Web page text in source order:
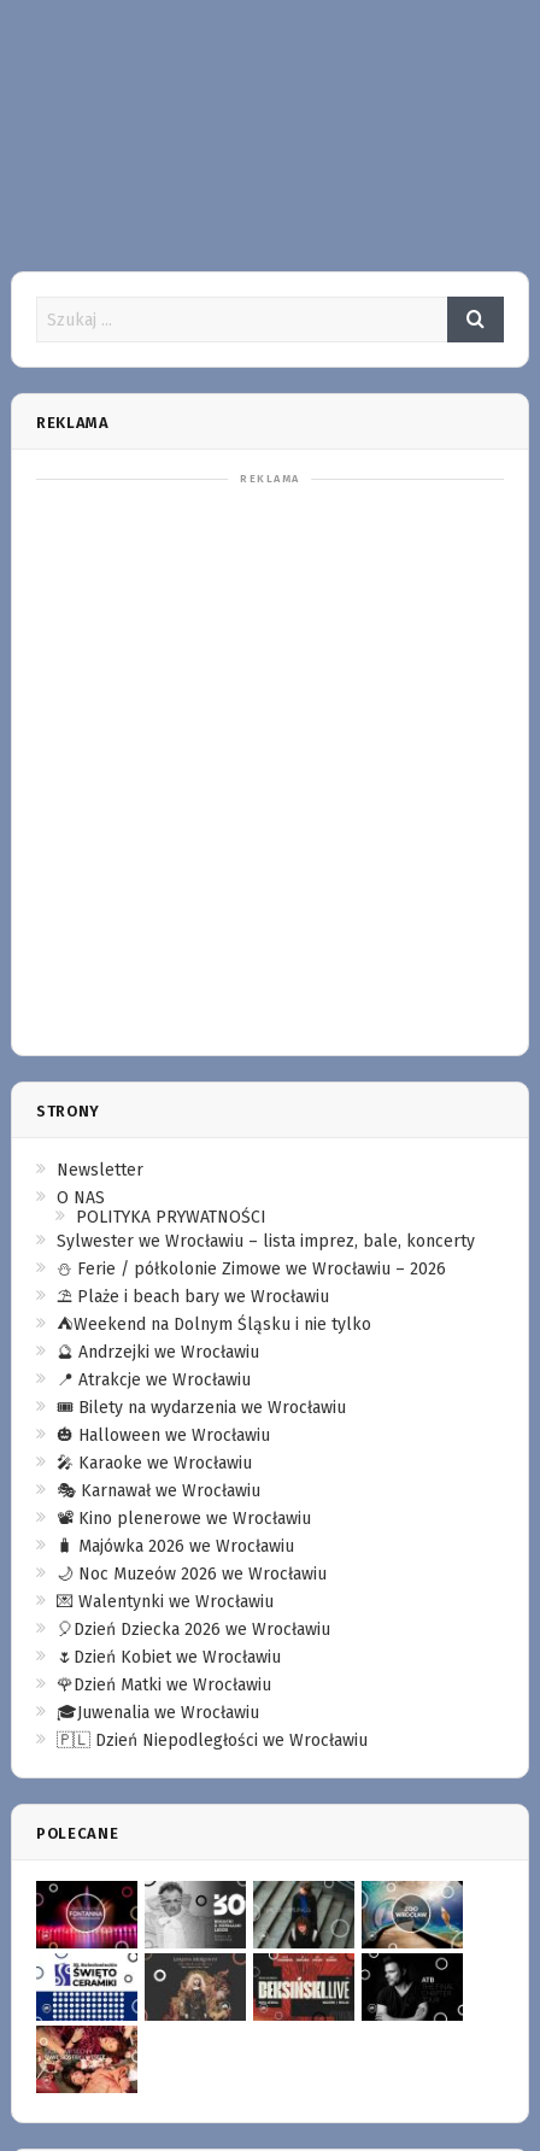
REKLAMA
STRONY
Newsletter
O NAS
POLITYKA PRYWATNOŚCI
Sylwester we Wrocławiu – lista imprez, bale, koncerty
⛄️ Ferie / półkolonie Zimowe we Wrocławiu – 2026
⛱️ Plaże i beach bary we Wrocławiu
⛺️Weekend na Dolnym Śląsku i nie tylko
🔮 Andrzejki we Wrocławiu
📍 Atrakcje we Wrocławiu
🎟️ Bilety na wydarzenia we Wrocławiu
🎃 Halloween we Wrocławiu
🎤 Karaoke we Wrocławiu
🎭 Karnawał we Wrocławiu
📽️ Kino plenerowe we Wrocławiu
🧳 Majówka 2026 we Wrocławiu
🌙 Noc Muzeów 2026 we Wrocławiu
💌 Walentynki we Wrocławiu
🎈Dzień Dziecka 2026 we Wrocławiu
🌷Dzień Kobiet we Wrocławiu
🌹Dzień Matki we Wrocławiu
🎓Juwenalia we Wrocławiu
🇵🇱 Dzień Niepodległości we Wrocławiu
POLECANE